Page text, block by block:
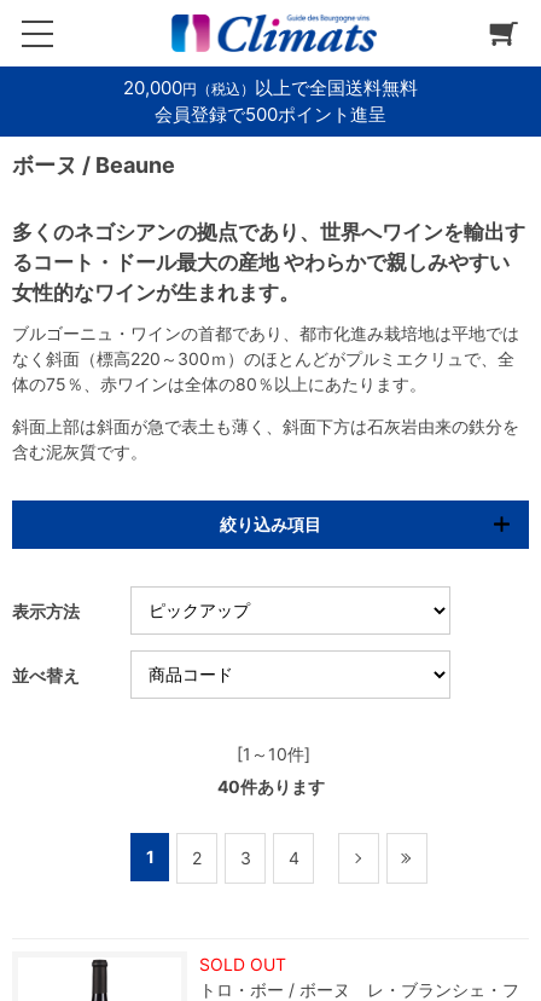
20,000円（税込） 以上で全国送料無料
会員登録で500ポイント進呈
ボーヌ / Beaune
多くのネゴシアンの拠点であり、世界へワインを輸出す
るコート・ドール最大の産地 やわらかで親しみやすい
女性的なワインが生まれます。
ブルゴーニュ・ワインの首都であり、都市化進み栽培地は平地では
なく斜面（標高220～300ｍ）のほとんどがプルミエクリュで、全
体の75％、赤ワインは全体の80％以上にあたります。
斜面上部は斜面が急で表土も薄く、斜面下方は石灰岩由来の鉄分を
含む泥灰質です。
絞り込み項目
表示方法
並べ替え
[1～10件]
40件あります
1 2 3 4
SOLD OUT
トロ・ボー / ボーヌ レ・ブランシェ・フ